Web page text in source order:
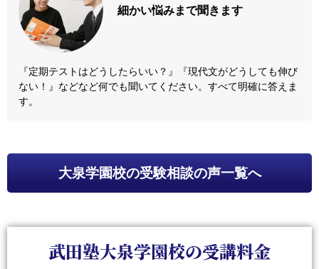
細かい悩みまで聞きます
『定期テストはどうしたらいい？』『現代文がどうしても伸び
ない！』などなど何でも聞いてください。すべて明確に答えま
す。
大泉学園校の受験相談の声一覧へ
武田塾大泉学園校の受講料金